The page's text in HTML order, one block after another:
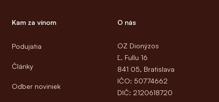
Kam za vínom
Podujatia
Články
Odber noviniek
O nás
OZ Dionýzos
Ľ. Fullu 16
841 05, Bratislava
IČO: 50774662
DIČ: 2120618720